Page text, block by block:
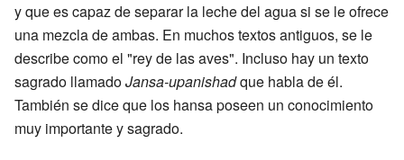
y que es capaz de separar la leche del agua si se le ofrece
una mezcla de ambas. En muchos textos antiguos, se le
describe como el "rey de las aves". Incluso hay un texto
sagrado llamadoJansa-upanishadque habla de él.
También se dice que los hansa poseen un conocimiento
muy importante y sagrado.